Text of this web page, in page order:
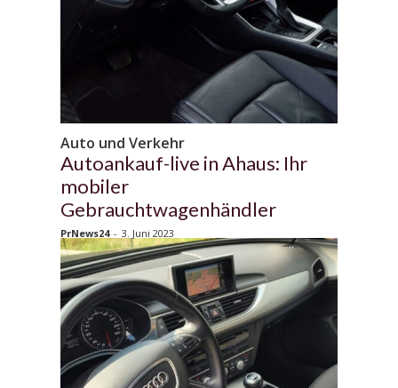
Auto und Verkehr
Autoankauf-live in Ahaus: Ihr
mobiler
Gebrauchtwagenhändler
PrNews24 - 3. Juni 2023